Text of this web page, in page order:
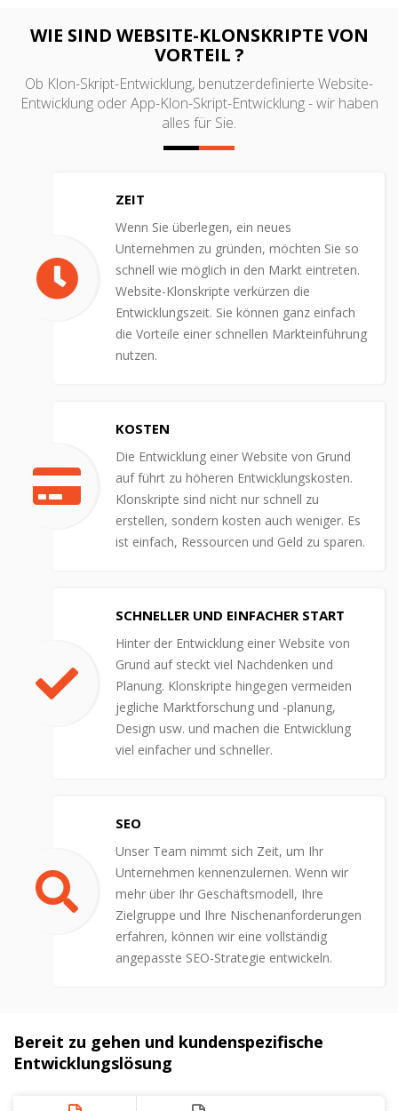
WIE SIND WEBSITE-KLONSKRIPTE VON
VORTEIL ?
Ob Klon-Skript-Entwicklung, benutzerdefinierte Website-
Entwicklung oder App-Klon-Skript-Entwicklung - wir haben
alles für Sie.
ZEIT
Wenn Sie überlegen, ein neues
Unternehmen zu gründen, möchten Sie so
schnell wie möglich in den Markt eintreten.
Website-Klonskripte verkürzen die
Entwicklungszeit. Sie können ganz einfach
die Vorteile einer schnellen Markteinführung
nutzen.
KOSTEN
Die Entwicklung einer Website von Grund
auf führt zu höheren Entwicklungskosten.
Klonskripte sind nicht nur schnell zu
erstellen, sondern kosten auch weniger. Es
ist einfach, Ressourcen und Geld zu sparen.
SCHNELLER UND EINFACHER START
Hinter der Entwicklung einer Website von
Grund auf steckt viel Nachdenken und
Planung. Klonskripte hingegen vermeiden
jegliche Marktforschung und -planung,
Design usw. und machen die Entwicklung
viel einfacher und schneller.
SEO
Unser Team nimmt sich Zeit, um Ihr
Unternehmen kennenzulernen. Wenn wir
mehr über Ihr Geschäftsmodell, Ihre
Zielgruppe und Ihre Nischenanforderungen
erfahren, können wir eine vollständig
angepasste SEO-Strategie entwickeln.
Bereit zu gehen und kundenspezifische
Entwicklungslösung